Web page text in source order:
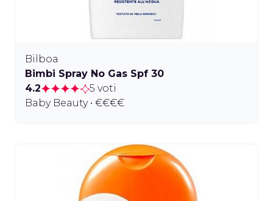
Bilboa
Bimbi Spray No Gas Spf 30
4.2
5 voti
Baby Beauty • €€€€